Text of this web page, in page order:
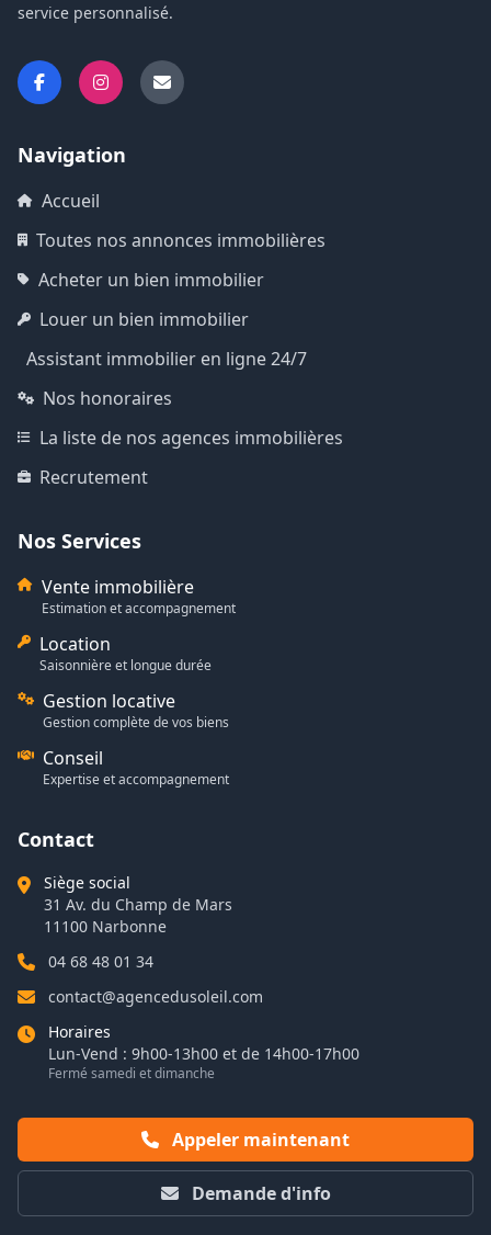
service personnalisé.
Navigation
Accueil
Toutes nos annonces immobilières
Acheter un bien immobilier
Louer un bien immobilier
Assistant immobilier en ligne 24/7
Nos honoraires
La liste de nos agences immobilières
Recrutement
Nos Services
Vente immobilière
Estimation et accompagnement
Location
Saisonnière et longue durée
Gestion locative
Gestion complète de vos biens
Conseil
Expertise et accompagnement
Contact
Siège social
31 Av. du Champ de Mars
11100 Narbonne
04 68 48 01 34
contact@agencedusoleil.com
Horaires
Lun-Vend : 9h00-13h00 et de 14h00-17h00
Fermé samedi et dimanche
Appeler maintenant
Demande d'info